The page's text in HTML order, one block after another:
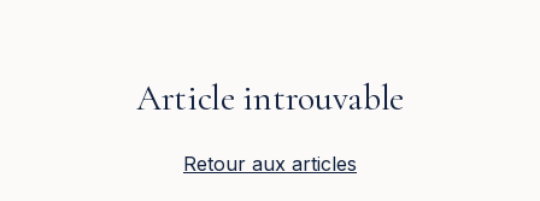
Article introuvable
Retour aux articles